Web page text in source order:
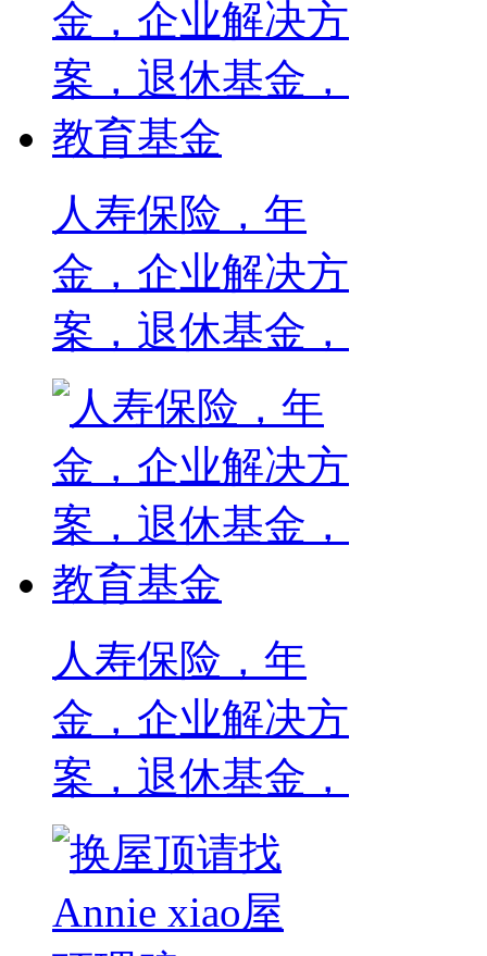
人寿保险，年
金，企业解决方
案，退休基金，
人寿保险，年
金，企业解决方
案，退休基金，